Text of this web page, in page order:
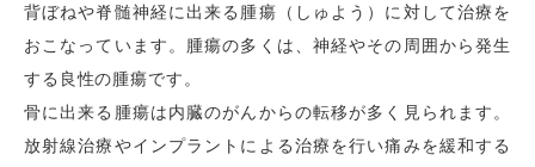
背ぼねや脊髄神経に出来る腫瘍（しゅよう）に対して治療を
おこなっています。腫瘍の多くは、神経やその周囲から発生
する良性の腫瘍です。
骨に出来る腫瘍は内臓のがんからの転移が多く見られます。
放射線治療やインプラントによる治療を行い痛みを緩和する